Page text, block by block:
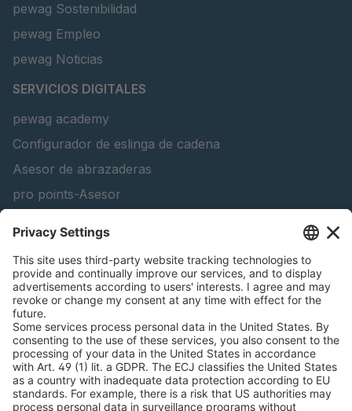
pewag Sostenibilidad
pewag Empleo
pewag Noticias
SERVICIOS DIGITALES
pewag academy
Configurador de eslinga de cadena
Asesor de abrazaderas
pro points-Asesor
Configurador de vigas de elevación
Configurador de cadenas para nieve
Catálogos
INFORMACIÓN LEGAL
Certificados
Acuerdo sobre el uso de contenidos digitales
Condiciones generales